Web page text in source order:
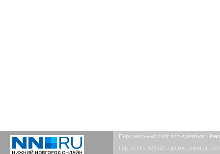
Персональный сайт пользователя
портрет № 333523 зарегистрирован